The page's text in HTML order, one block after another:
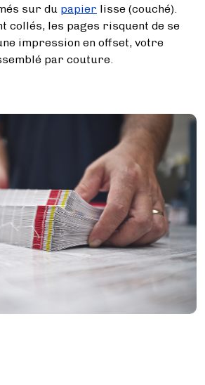
sur du papier lisse (couché).
collés, les pages risquent de se
impression en offset, votre
par couture.